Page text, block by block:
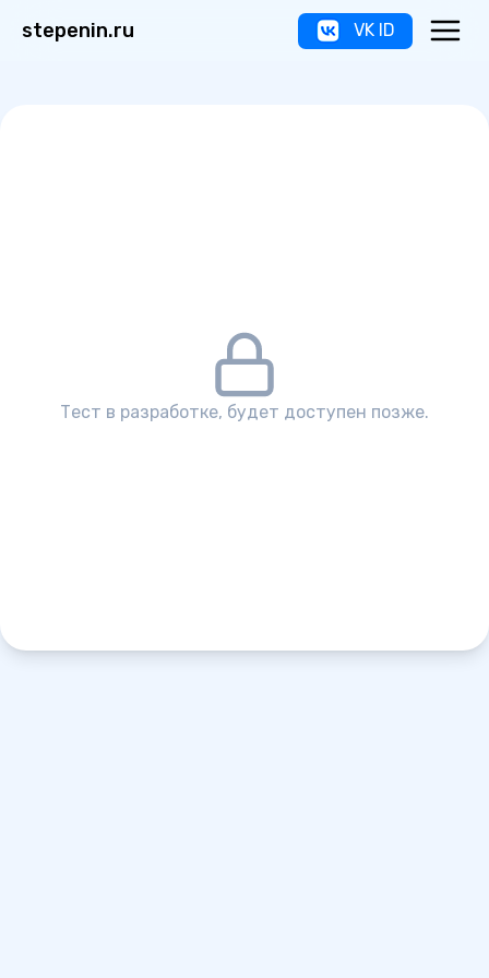
stepenin.ru VK ID
Тест в разработке, будет доступен позже.